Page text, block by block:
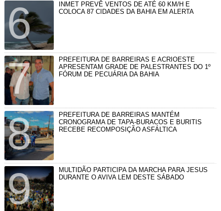
INMET PREVÊ VENTOS DE ATÉ 60 KM/H E
COLOCA 87 CIDADES DA BAHIA EM ALERTA
PREFEITURA DE BARREIRAS E ACRIOESTE
APRESENTAM GRADE DE PALESTRANTES DO 1º
FÓRUM DE PECUÁRIA DA BAHIA
PREFEITURA DE BARREIRAS MANTÉM
CRONOGRAMA DE TAPA-BURACOS E BURITIS
RECEBE RECOMPOSIÇÃO ASFÁLTICA
MULTIDÃO PARTICIPA DA MARCHA PARA JESUS
DURANTE O AVIVA LEM DESTE SÁBADO